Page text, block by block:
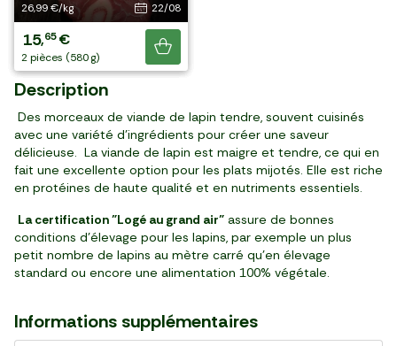
18,15 €/kg
14/08
5,99€
barquette (330 g)
33,99 €/kg
21/08
10,88€
2 pièces (320 g)
29,99 €/kg
13/08
11,70€
barquette (390 g)
26,99 €/kg
22/08
15,65€
2 pièces (580 g)
Je découvre
Description
Des morceaux de viande de lapin tendre, souvent cuisinés
avec une variété d'ingrédients pour créer une saveur
délicieuse. La viande de lapin est maigre et tendre, ce qui en
fait une excellente option pour les plats mijotés. Elle est riche
en protéines de haute qualité et en nutriments essentiels.
La certification "Logé au grand air" assure de bonnes
conditions d'élevage pour les lapins, par exemple un plus
petit nombre de lapins au mètre carré qu'en élevage
standard ou encore une alimentation 100% végétale.
Informations supplémentaires